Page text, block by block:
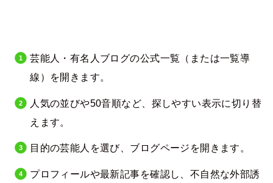
芸能人・有名人ブログの公式一覧（または一覧導
線）を開きます。
人気の並びや50音順など、探しやすい表示に切り替
えます。
目的の芸能人を選び、ブログページを開きます。
プロフィールや最新記事を確認し、不自然な外部誘